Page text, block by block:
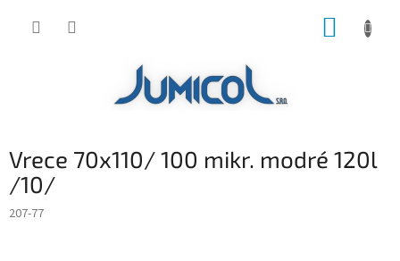
Vrece 70x110/ 100 mikr. modré 120l
/10/
207-77